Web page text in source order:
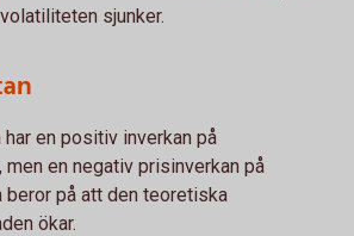
sjunker.
har en positiv inverkan på
en negativ prisinverkan på
beror på att den teoretiska
ökar.